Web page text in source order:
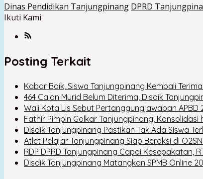
Dinas Pendidikan Tanjungpinang DPRD
Ikuti Kami
Posting Terkait
Kabar Baik, Siswa Tanjungpinang Kembali
464 Calon Murid Belum Diterima, Disdik
Wali Kota Lis Sebut Pertanggungjawaban
Fathir Pimpin Golkar Tanjungpinang,
Disdik Tanjungpinang Pastikan Tak Ada Siswa
Atlet Pelajar Tanjungpinang Siap Beraksi di
RDP DPRD Tanjungpinang Capai Kesepakatan,
Disdik Tanjungpinang Matangkan SPMB Online